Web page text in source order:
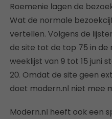
Roemenie lagen de
Wat de normale
vertellen. Volgens de
de site tot de top 75 in de
weeklijst van 9 tot 15 juni
20. Omdat de site geen
doet modern.nl niet mee
Modern.nl heeft ook een